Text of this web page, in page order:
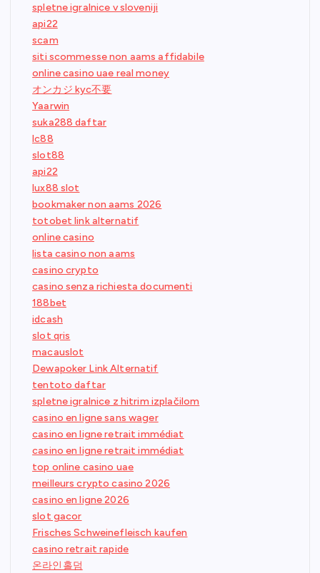
spletne igralnice v sloveniji
api22
scam
siti scommesse non aams affidabile
online casino uae real money
オンカジ kyc不要
Yaarwin
suka288 daftar
lc88
slot88
api22
lux88 slot
bookmaker non aams 2026
totobet link alternatif
online casino
lista casino non aams
casino crypto
casino senza richiesta documenti
188bet
idcash
slot qris
macauslot
Dewapoker Link Alternatif
tentoto daftar
spletne igralnice z hitrim izplačilom
casino en ligne sans wager
casino en ligne retrait immédiat
casino en ligne retrait immédiat
top online casino uae
meilleurs crypto casino 2026
casino en ligne 2026
slot gacor
Frisches Schweinefleisch kaufen
casino retrait rapide
온라인홀덤